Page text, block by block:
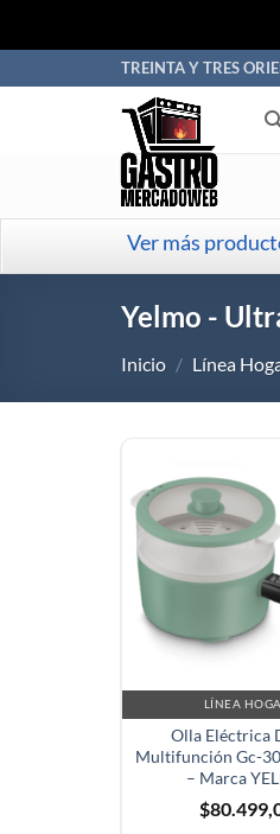
al
TREINTA Y TRES
Ver más
Yelmo -
Inicio / Línea
LÍNEA
Olla Eléctrica
Multifunción Gc-
– Marca
$